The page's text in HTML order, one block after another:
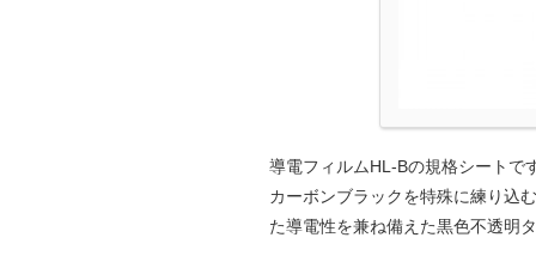
導電フィルムHL-Bの規格シートで
カーボンブラックを特殊に練り込
た導電性を兼ね備えた黒色不透明